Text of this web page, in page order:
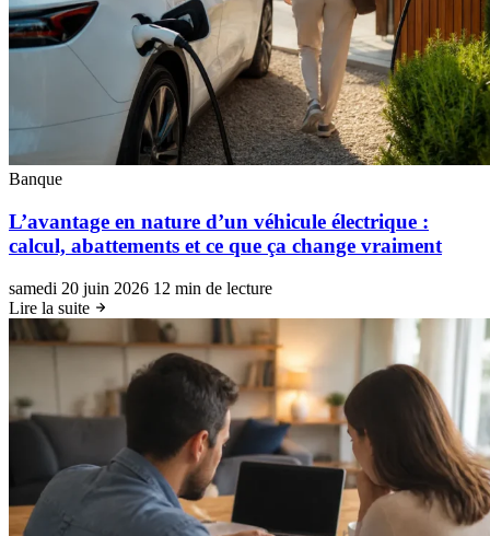
Banque
L’avantage en nature d’un véhicule électrique :
calcul, abattements et ce que ça change vraiment
samedi 20 juin 2026 12 min de lecture
Lire la suite